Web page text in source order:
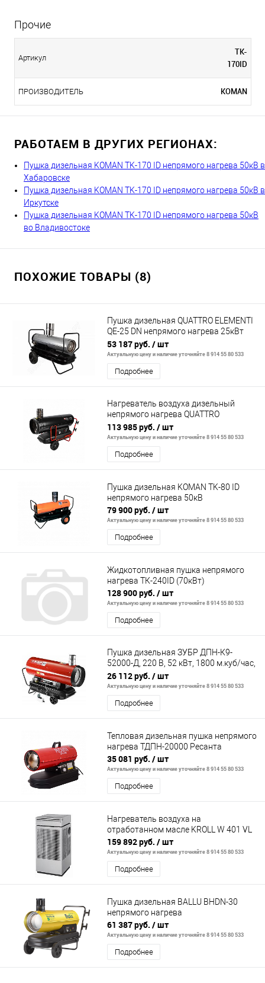
Прочие
Артикул
TK-
170ID
ПРОИЗВОДИТЕЛЬ KOMAN
РАБОТАЕМ В ДРУГИХ РЕГИОНАХ:
Пушка дизельная KOMAN TK-170 ID непрямого нагрева 50кВ в
Хабаровске
Пушка дизельная KOMAN TK-170 ID непрямого нагрева 50кВ в
Иркутске
Пушка дизельная KOMAN TK-170 ID непрямого нагрева 50кВ
во Владивостоке
ПОХОЖИЕ ТОВАРЫ (8)
Пушка дизельная QUATTRO ELEMENTI
QE-25 DN непрямого нагрева 25кВт
290 м.куб/ч бак 50л
53 187 руб. / шт
Актуальную цену и наличие уточняйте 8 914 55 80 533
Подробнее
Нагреватель воздуха дизельный
непрямого нагрева QUATTRO
ELEMENTI QE-52DN (52кВт, 2000 м.куб/
ч, бак 6
113 985 руб. / шт
Актуальную цену и наличие уточняйте 8 914 55 80 533
Подробнее
Пушка дизельная KOMAN TK-80 ID
непрямого нагрева 50кВ
79 900 руб. / шт
Актуальную цену и наличие уточняйте 8 914 55 80 533
Подробнее
Жидкотопливная пушка непрямого
нагрева ТК-240ID (70кВт)
128 900 руб. / шт
Актуальную цену и наличие уточняйте 8 914 55 80 533
Подробнее
Пушка дизельная ЗУБР ДПН-К9-
52000-Д, 220 В, 52 кВт, 1800 м.куб/час,
55.5л, 3.6кг/ч, диспле
26 112 руб. / шт
Актуальную цену и наличие уточняйте 8 914 55 80 533
Подробнее
Тепловая дизельная пушка непрямого
нагрева ТДПН-20000 Ресанта
35 081 руб. / шт
Актуальную цену и наличие уточняйте 8 914 55 80 533
Подробнее
Нагреватель воздуха на
отработанном масле KROLL W 401 VL
159 892 руб. / шт
Актуальную цену и наличие уточняйте 8 914 55 80 533
Подробнее
Пушка дизельная BALLU BHDN-30
непрямого нагрева
61 387 руб. / шт
Актуальную цену и наличие уточняйте 8 914 55 80 533
Подробнее